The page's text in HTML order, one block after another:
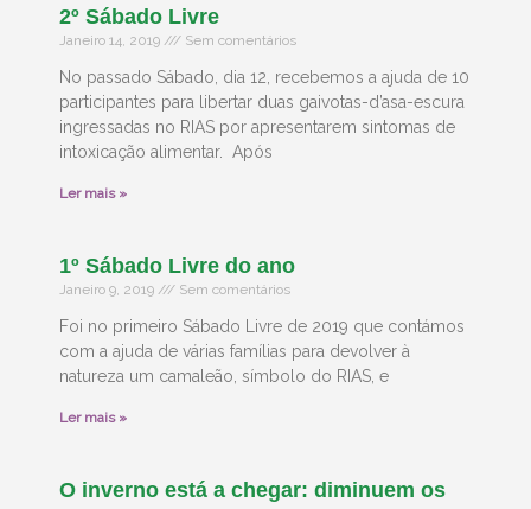
2º Sábado Livre
Janeiro 14, 2019 Sem comentários
No passado Sábado, dia 12, recebemos a ajuda de 10
participantes para libertar duas gaivotas-d’asa-escura
ingressadas no RIAS por apresentarem sintomas de
intoxicação alimentar. Após
Ler mais »
1º Sábado Livre do ano
Janeiro 9, 2019 Sem comentários
Foi no primeiro Sábado Livre de 2019 que contámos
com a ajuda de várias famílias para devolver à
natureza um camaleão, símbolo do RIAS, e
Ler mais »
O inverno está a chegar: diminuem os